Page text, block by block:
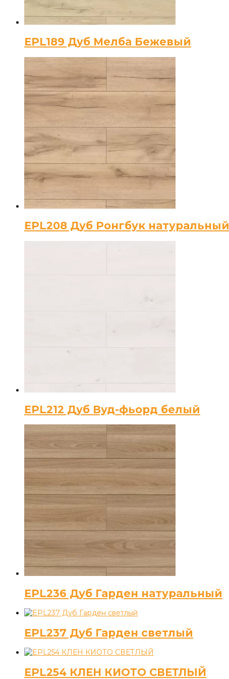
EPL189 Дуб Мелба Бежевый
EPL208 Дуб Ронгбук натуральный
EPL212 Дуб Вуд-фьорд белый
EPL236 Дуб Гарден натуральный
EPL237 Дуб Гарден светлый
EPL254 КЛЕН КИОТО СВЕТЛЫЙ